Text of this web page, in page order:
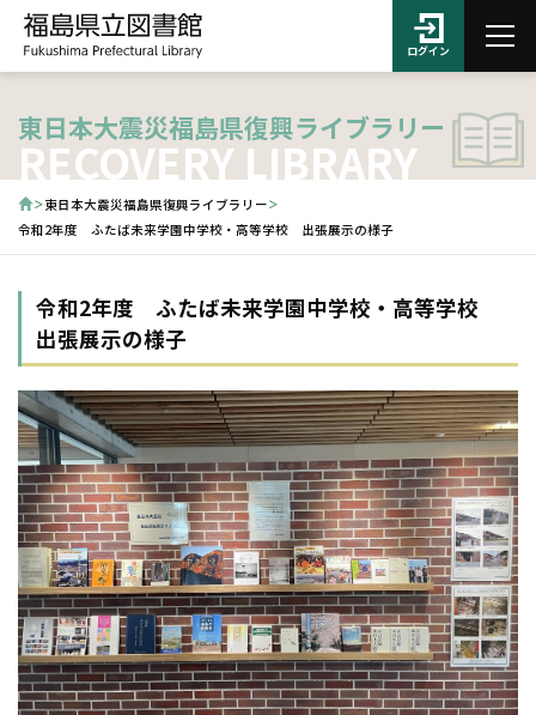
ログイン
東日本大震災福島県復興ライブラリー
RECOVERY LIBRARY
東日本大震災福島県復興ライブラリー
令和2年度 ふたば未来学園中学校・高等学校 出張展示の様子
令和2年度 ふたば未来学園中学校・高等学校
出張展示の様子